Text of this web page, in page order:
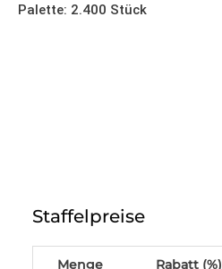
Palette: 2.400 Stück
Staffelpreise
Menge Rabatt (%)
Berigard®
Frische